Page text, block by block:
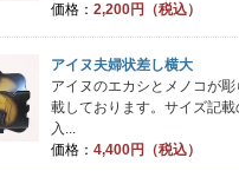
価格： 2,200円（税込）
アイヌ夫婦状差し横大
アイヌのエカシとメノコが
載しております。サイズ記
入...
価格： 4,400円（税込）